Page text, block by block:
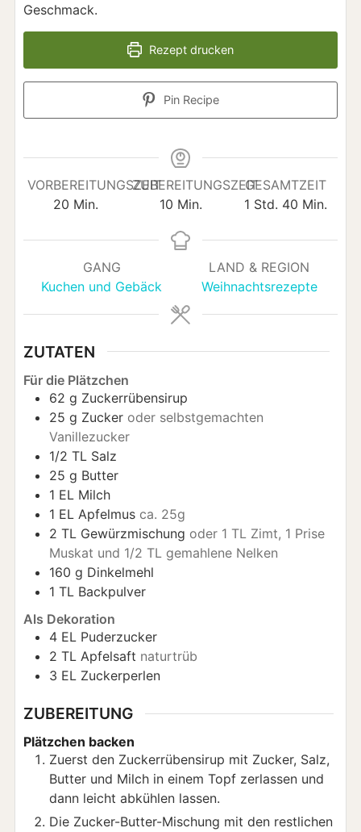
Geschmack.
Rezept drucken
Pin Recipe
VORBEREITUNGSZEIT
20Minuten
Min.
ZUBEREITUNGSZEIT
10Minuten
Min.
GESAMTZEIT
1Stunde
Std. 40Minuten
Min.
GANG
Kuchen und Gebäck
LAND & REGION
Weihnachtsrezepte
ZUTATEN
Für die Plätzchen
62 g Zuckerrübensirup
25 g Zucker oder selbstgemachten
Vanillezucker
1/2 TL Salz
25 g Butter
1 EL Milch
1 EL Apfelmus ca. 25g
2 TL Gewürzmischung oder 1 TL Zimt, 1 Prise
Muskat und 1/2 TL gemahlene Nelken
160 g Dinkelmehl
1 TL Backpulver
Als Dekoration
4 EL Puderzucker
2 TL Apfelsaft naturtrüb
3 EL Zuckerperlen
ZUBEREITUNG
Plätzchen backen
Zuerst den Zuckerrübensirup mit Zucker, Salz,
Butter und Milch in einem Topf zerlassen und
dann leicht abkühlen lassen.
Die Zucker-Butter-Mischung mit den restlichen